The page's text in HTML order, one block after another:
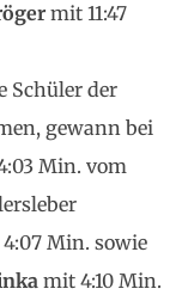
mit 11:47
Schüler der
gewann bei
Min. vom
Min. sowie
mit 4:10 Min.